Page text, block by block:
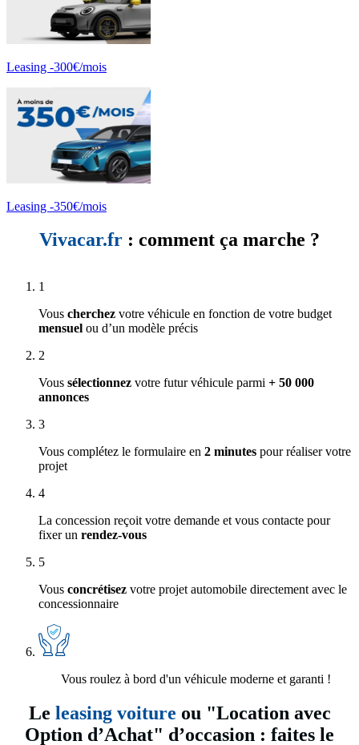
Leasing -300€/mois
Leasing -350€/mois
Vivacar.fr : comment ça marche ?
1
Vous cherchez votre véhicule en fonction de votre budget
mensuel ou d’un modèle précis
2
Vous sélectionnez votre futur véhicule parmi + 50 000
annonces
3
Vous complétez le formulaire en 2 minutes pour réaliser votre
projet
4
La concession reçoit votre demande et vous contacte pour
fixer un rendez-vous
5
Vous concrétisez votre projet automobile directement avec le
concessionnaire
Vous roulez à bord d'un véhicule moderne et garanti !
Le leasing voiture ou "Location avec
Option d’Achat" d’occasion : faites le